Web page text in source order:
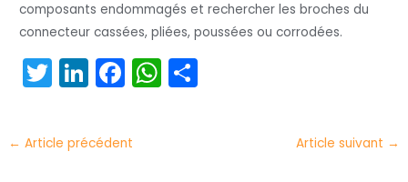
composants endommagés et rechercher les broches du
connecteur cassées, pliées, poussées ou corrodées.
T
w
itt
er
Li
n
k
e
F
a
c
e
W
h
← Article précédent Article suivant →